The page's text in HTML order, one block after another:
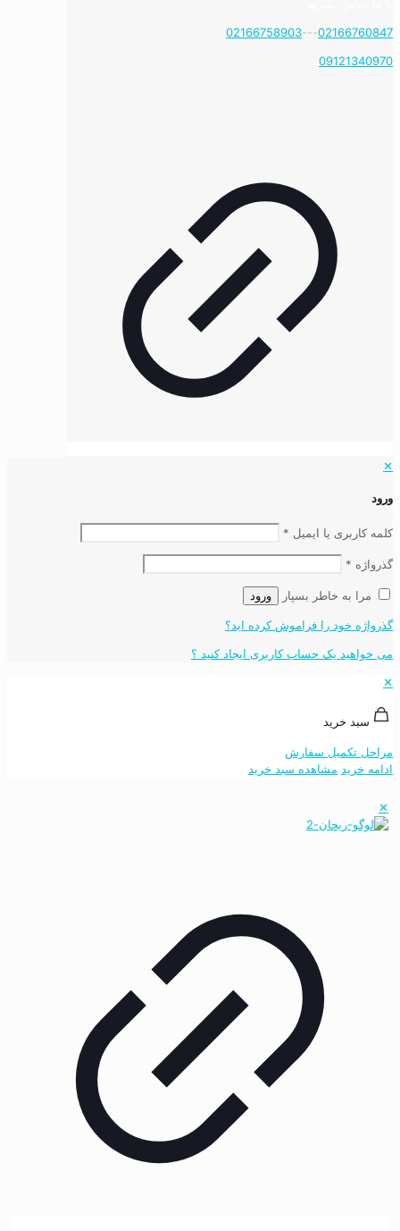
02166760847
---
02166758903
09121340970
✕
ورود
کلمه کاربری یا ایمیل *
گذرواژه *
مرا به خاطر بسپار ورود
گذرواژه خود را فراموش کرده اید؟
می خواهید یک حساب کاربری ایجاد کنید ؟
✕
سبد خرید
مراحل تکمیل سفارش
ادامه خرید مشاهده سبد خرید
✕